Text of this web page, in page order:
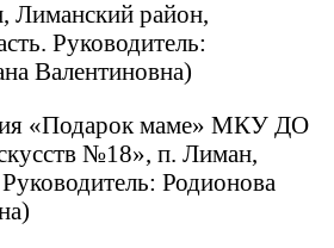
район,
Руководитель:
Валентиновна)
«Подарок маме» МКУ ДО
№18», п. Лиман,
Родионова